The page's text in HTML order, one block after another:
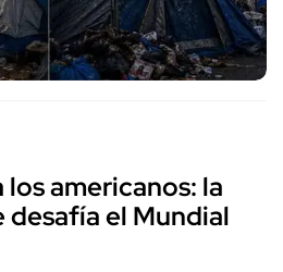
americanos: la
el Mundial